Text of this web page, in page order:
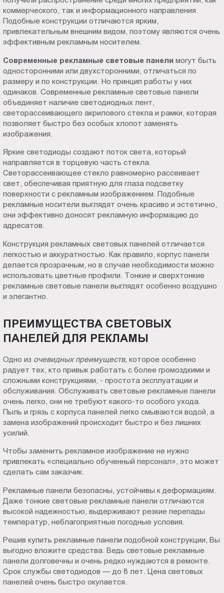
коммерческого, так и информационного направления.
Подобные конструкции отличаются ярким,
привлекательным внешним видом, поэтому являются очень
эффективным рекламным носителем.
Современные рекламные световые панели могут быть
односторонними или двухсторонними, отличаться по
размеру и по конструкции. Но принцип работы у них
одинаков. Современные рекламные световые панели
объединяет наличие светодиодных лент,
светорассеивающего акрилового стекла и рамки, которая
позволяет быстро без особых хлопот заменять
изображения.
Яркие светодиоды создают поток света, который
направляется в торцевую часть стекла.
Светорассеивающее стекло равномерно рассеивает
свет, обеспечивая приятную для глаза подсветку
поверхности с рекламным изображением. Подобные
рекламные носители выглядят очень красиво и эстетично,
они эффективно доносят рекламную информацию до
адресатов.
Конструкция рекламных световых панелей отличается
легкостью и аккуратностью. Как правило, корпус панели
делается прозрачным, но в случае необходимости можно
использовать цветные профили. Тонкие и сверхтонкие
рекламные световые панели выглядят особенно воздушно
и элегантно.
ПРЕИМУЩЕСТВА СВЕТОВЫХ
ПАНЕЛЕЙ ДЛЯ РЕКЛАМЫ
Одно из очевидных преимуществ,которое особенно
радует тех, кто привык работать с более громоздкими и
сложными конструкциями, - простота эксплуатации и
обслуживания. Обслуживать световые рекламные панели
очень легко, они не требуют какого-то особого ухода.
Пыль и грязь с корпуса панелей легко смываются водой, а
замена изображений происходит быстро и без лишних
усилий.
Чтобы заменить рекламное изображение не нужно
привлекать «специально обученный персонал», это может
сделать сам заказчик.
Рекламные панели безопасны, устойчивы к деформациям.
Даже тонкие световые рекламные панели отличаются
высокой надежностью, выдерживают резкие перепады
температур, неблагоприятные погодные условия.
Решив купить рекламные панели подобной конструкции, Вы
выгодно вложите средства. Ведь световые рекламные
панели долговечны и очень редко нуждаются в ремонте.
Срок службы светодиодов — до 8 лет. Цена световых
панелей очень быстро окупается.